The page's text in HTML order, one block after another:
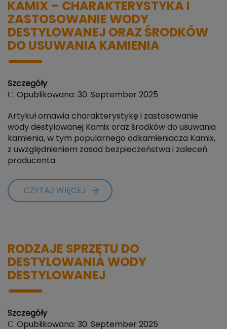
KAMIX – CHARAKTERYSTYKA I
ZASTOSOWANIE WODY
DESTYLOWANEJ ORAZ ŚRODKÓW
DO USUWANIA KAMIENIA
Szczegóły
Opublikowano: 30. September 2025
Artykuł omawia charakterystykę i zastosowanie
wody destylowanej Kamix oraz środków do usuwania
kamienia, w tym popularnego odkamieniacza Kamix,
z uwzględnieniem zasad bezpieczeństwa i zaleceń
producenta.
CZYTAJ WIĘCEJ
RODZAJE SPRZĘTU DO
DESTYLOWANIA WODY
DESTYLOWANEJ
Szczegóły
Opublikowano: 30. September 2025